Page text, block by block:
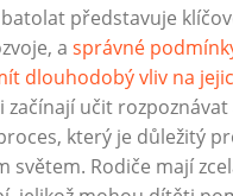
představuje
a správné
dlouhodobý vliv na
začínají učit
který je důležitý
světem. Rodiče mají